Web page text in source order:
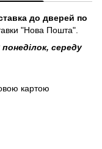
до дверей по
"Нова Пошта".
середу
картою